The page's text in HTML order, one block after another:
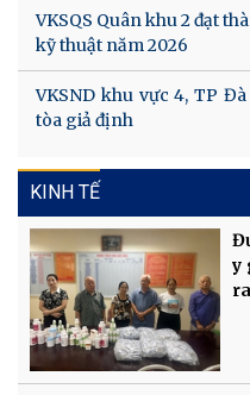
VKSQS Quân khu 2 đạt
kỹ thuật năm 2026
VKSND khu vực 4, TP
tòa giả định
KINH TẾ
y